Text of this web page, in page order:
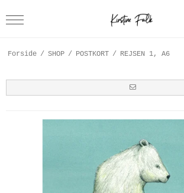
Forside / SHOP / POSTKORT / REJSEN 1, A6